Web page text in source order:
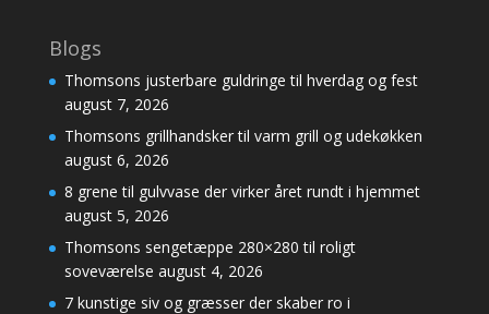
Blogs
Thomsons justerbare guldringe til hverdag og fest
august 7, 2026
Thomsons grillhandsker til varm grill og udekøkken
august 6, 2026
8 grene til gulvvase der virker året rundt i hjemmet
august 5, 2026
Thomsons sengetæppe 280×280 til roligt
soveværelse august 4, 2026
7 kunstige siv og græsser der skaber ro i